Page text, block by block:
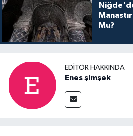
Mu?
EDITÖR HAKKINDA
Enes şimşek